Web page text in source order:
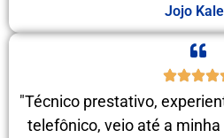
Jojo
"Técnico prestativo,
telefônico, veio até a